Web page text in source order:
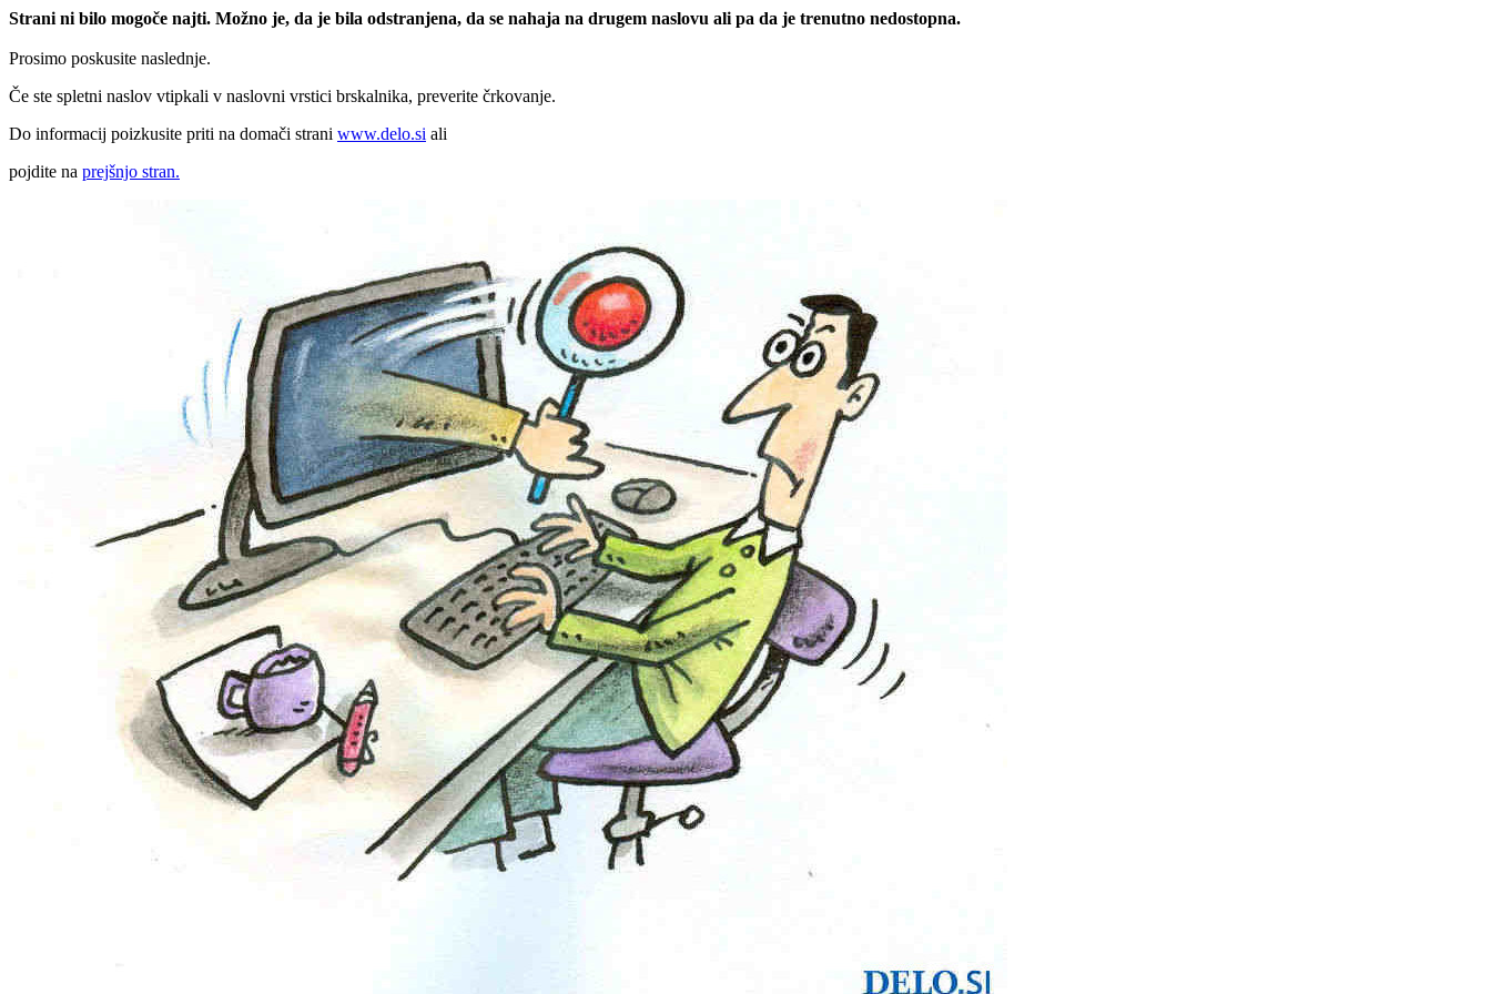
Strani ni bilo mogoče najti. Možno je, da je bila odstranjena, da se nahaja na drugem naslovu ali pa da je trenutno nedostopna.
Prosimo poskusite naslednje.
Če ste spletni naslov vtipkali v naslovni vrstici brskalnika, preverite črkovanje.
Do informacij poizkusite priti na domači strani www.delo.si ali
pojdite na prejšnjo stran.